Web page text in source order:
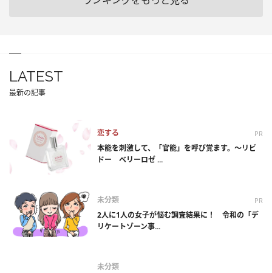
LATEST
最新の記事
恋する PR
本能を刺激して、「官能」を呼び覚ます。～リビ
ドー ベリーロゼ ...
未分類 PR
2人に1人の女子が悩む調査結果に！ 令和の「デ
リケートゾーン事...
未分類